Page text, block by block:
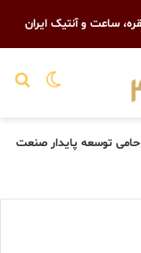
ساعت و آنتیک ایران
تغییر
حامی توسعه پایدار صنعت